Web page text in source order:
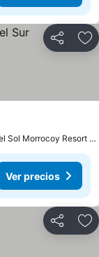
Compartir
a 9.5 km de: Islas del Sol Morrocoy Resort Chichiriviche
Ver precios
Compartir